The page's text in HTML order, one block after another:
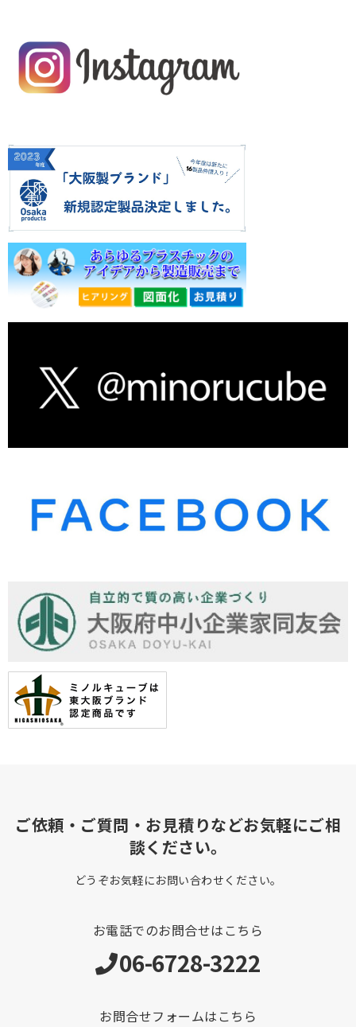
ご依頼・ご質問・お見積りなどお気軽にご相
談ください。
どうぞお気軽にお問い合わせください。
お電話でのお問合せはこちら
06-6728-3222
お問合せフォームはこちら